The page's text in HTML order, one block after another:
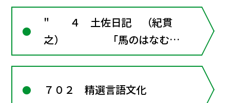
" ４ 土佐日記 （紀貫
之） 「馬のはなむ
け」 ■古文の窓
「羽根といふ所」
７０２ 精選言語文化